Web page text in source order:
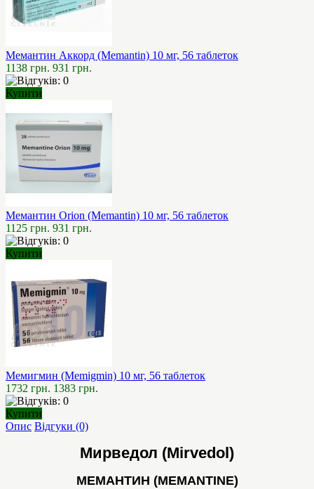
Мемантин Аккорд (Memantin) 10 мг, 56 таблеток
1138 грн. 931 грн.
Купити
Мемантин Orion (Memantin) 10 мг, 56 таблеток
1125 грн. 931 грн.
Купити
Мемигмин (Memigmin) 10 мг, 56 таблеток
1732 грн. 1383 грн.
Купити
Опис Відгуки (0)
Мирведол (Mirvedol)
МЕМАНТИН (MEMANTINE)